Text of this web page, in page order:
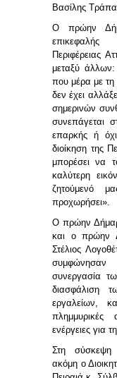
Βασίλης
Ο πρώην
επικεφαλής
Περιφέρειας
μεταξύ
που μέρα με τη
δεν έχει
σημερινών
συνεπάγεται
επαρκής ή
διοίκηση της
μπορέσει να
καλύτερη
ζητούμενό
προχωρήσει».
Ο πρώην
και ο πρώην
Στέλιος
συμφώνησαν
συνεργασία
διασφάλιση
εργαλείων,
πλημμυρικές
ενέργειες για
Στη σύσκεψη
ακόμη ο